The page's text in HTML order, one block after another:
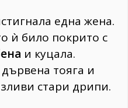
една жена.
ѝ било покрито с
и куцала.
тояга и
стари дрипи.